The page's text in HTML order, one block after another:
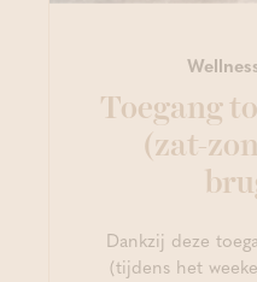
Toegang
(zat-
Dankzij deze
(tijdens het